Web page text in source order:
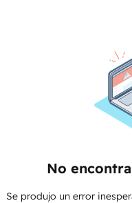
No
Se produjo un error